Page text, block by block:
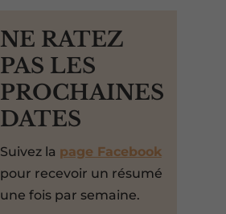
NE RATEZ
PAS LES
PROCHAINES
DATES
Suivez la page Facebook
pour recevoir un résumé
une fois par semaine.